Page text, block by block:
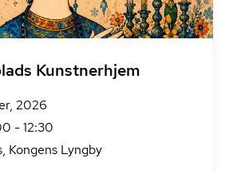
Kunstnerhjem
2026
- 12:30
Kongens Lyngby